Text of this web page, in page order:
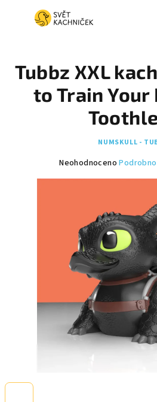
Tubbz XXL
to Train Your
NUMSKULL -
Průměrné
hvězdiček.
Neohodnoceno